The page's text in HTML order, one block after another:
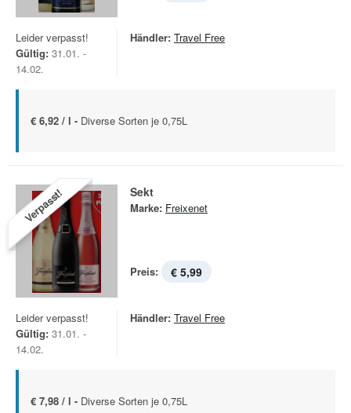
Leider verpasst!
Gültig: 31.01. -
14.02.
Händler: Travel Free
€ 6,92 / l - Diverse Sorten je 0,75L
Verpasst! Sekt
Marke: Freixenet
Preis: € 5,99
Leider verpasst!
Gültig: 31.01. -
14.02.
Händler: Travel Free
€ 7,98 / l - Diverse Sorten je 0,75L